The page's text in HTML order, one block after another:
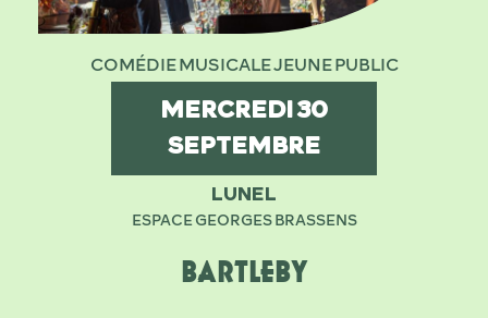
COMÉDIE MUSICALE JEUNE PUBLIC
MERCREDI 30
SEPTEMBRE
LUNEL
ESPACE GEORGES BRASSENS
BARTLEBY